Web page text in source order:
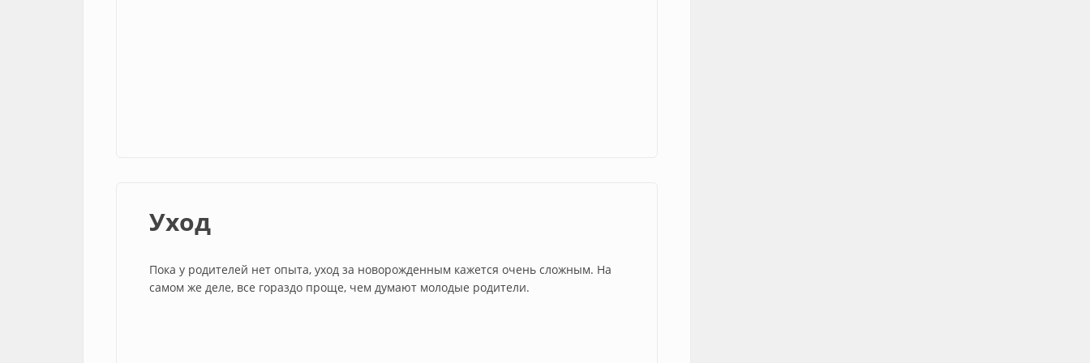
Уход
Пока у родителей нет опыта, уход за новорожденным кажется очень сложным. На
самом же деле, все гораздо проще, чем думают молодые родители.